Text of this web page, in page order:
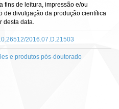
fins de leitura, impressão e/ou
de divulgação da produção científica
desta data.
2016.07.D.21503
e produtos pós-doutorado